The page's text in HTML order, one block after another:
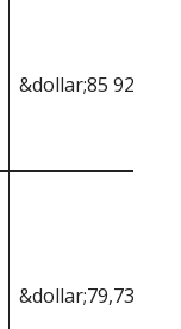
&dollar;85 927
&dollar;79,732